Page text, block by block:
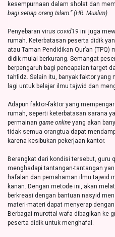
kesempurnaan dalam sholat dan
bagi setiap orang Islam.” (HR. Muslim)
Penyebaran virus covid19 ini juga
rumah. Keterbatasan peserta didik
atau Taman Pendidikan Qur’an
didik mulai berkurang. Semangat
berpengaruh bagi pencapaian target
tahfidz. Selain itu, banyak faktor
lagi untuk belajar ilmu tajwid dan
Adapun faktor-faktor yang
rumah, seperti keterbatasan sarana
permainan game online yang akan
tidak semua orangtua dapat
karena kesibukan pekerjaan kantor.
Berangkat dari kondisi tersebut, guru
menghadapi tantangan-tantangan
hafalan dan pemahaman ilmu tajwid
kanan. Dengan metode ini, akan
berkreasi dengan bantuan nasyid
materi-materi dapat menyerap
Berbagai murottal wafa dibagikan ke
peserta didik untuk menghafal.